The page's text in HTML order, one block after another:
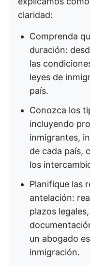
claridad:
Comprenda
duración:
las
leyes de
país.
Conozca los
incluyendo
inmigrantes,
de cada país,
los
Planifique las
antelación:
plazos
un abogado
inmigración.